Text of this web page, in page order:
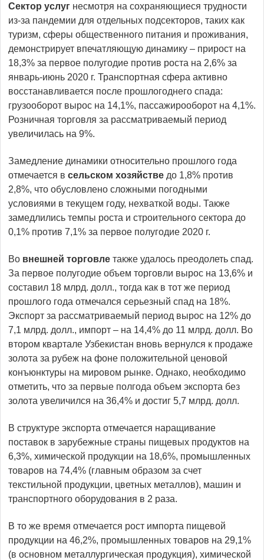
Сектор услуг несмотря на сохраняющиеся трудности
из-за пандемии для отдельных подсекторов, таких как
туризм, сферы общественного питания и проживания,
демонстрирует впечатляющую динамику – прирост на
18,3% за первое полугодие против роста на 2,6% за
январь-июнь 2020 г. Транспортная сфера активно
восстанавливается после прошлогоднего спада:
грузооборот вырос на 14,1%, пассажирооборот на 4,1%.
Розничная торговля за рассматриваемый период
увеличилась на 9%.
Замедление динамики относительно прошлого года
отмечается в сельском хозяйстве до 1,8% против
2,8%, что обусловлено сложными погодными
условиями в текущем году, нехваткой воды. Также
замедлились темпы роста и строительного сектора до
0,1% против 7,1% за первое полугодие 2020 г.
Во внешней торговле также удалось преодолеть спад.
За первое полугодие объем торговли вырос на 13,6% и
составил 18 млрд. долл., тогда как в тот же период
прошлого года отмечался серьезный спад на 18%.
Экспорт за рассматриваемый период вырос на 12% до
7,1 млрд. долл., импорт – на 14,4% до 11 млрд. долл. Во
втором квартале Узбекистан вновь вернулся к продаже
золота за рубеж на фоне положительной ценовой
конъюнктуры на мировом рынке. Однако, необходимо
отметить, что за первые полгода объем экспорта без
золота увеличился на 36,4% и достиг 5,7 млрд. долл.
В структуре экспорта отмечается наращивание
поставок в зарубежные страны пищевых продуктов на
6,3%, химической продукции на 18,6%, промышленных
товаров на 74,4% (главным образом за счет
текстильной продукции, цветных металлов), машин и
транспортного оборудования в 2 раза.
В то же время отмечается рост импорта пищевой
продукции на 46,2%, промышленных товаров на 29,1%
(в основном металлургическая продукция), химической